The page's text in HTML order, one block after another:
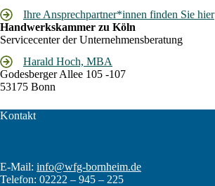
Ihre Ansprechpartner*innen finden Sie hier
Handwerkskammer zu Köln
Servicecenter der Unternehmensberatung
Harald Hoch, MBA
Godesberger Allee 105 -107
53175 Bonn
Kontakt
E-Mail: info@wfg-bornheim.de
Telefon: 02222 – 945 – 225